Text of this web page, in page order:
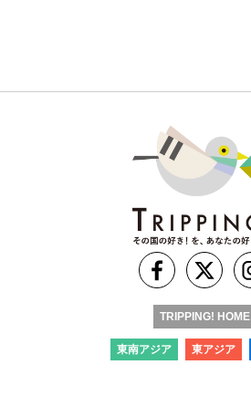
TRIPPING! HOME
東南アジア 東アジア